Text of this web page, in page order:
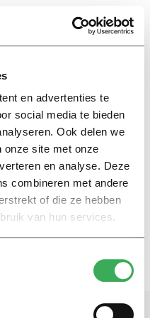
en advertenties te
social media te bieden
Ook delen we
onze site met onze
en analyse. Deze
combineren met andere
of die ze hebben
van hun services.
EN
Kempo is
PhD-student